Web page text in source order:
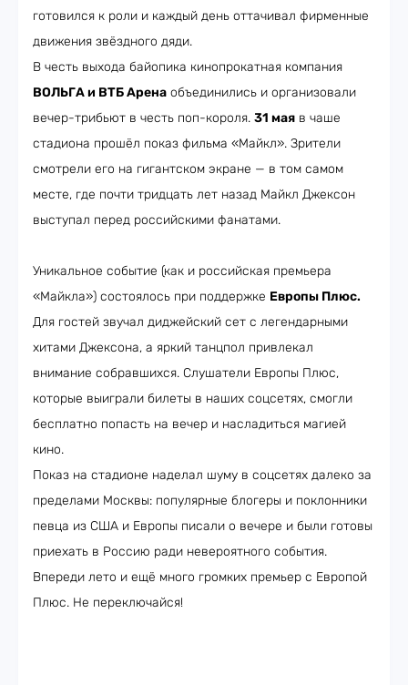
готовился к роли и каждый день оттачивал фирменные
движения звёздного дяди.
В честь выхода байопика кинопрокатная компания
ВОЛЬГА и ВТБ Арена объединились и организовали
вечер-трибьют в честь поп-короля. 31 мая в чаше
стадиона прошёл показ фильма «Майкл». Зрители
смотрели его на гигантском экране — в том самом
месте, где почти тридцать лет назад Майкл Джексон
выступал перед российскими фанатами.
Уникальное событие (как и российская премьера
«Майкла») состоялось при поддержке Европы Плюс.
Для гостей звучал диджейский сет с легендарными
хитами Джексона, а яркий танцпол привлекал
внимание собравшихся. Слушатели Европы Плюс,
которые выиграли билеты в наших соцсетях, смогли
бесплатно попасть на вечер и насладиться магией
кино.
Показ на стадионе наделал шуму в соцсетях далеко за
пределами Москвы: популярные блогеры и поклонники
певца из США и Европы писали о вечере и были готовы
приехать в Россию ради невероятного события.
Впереди лето и ещё много громких премьер с Европой
Плюс. Не переключайся!